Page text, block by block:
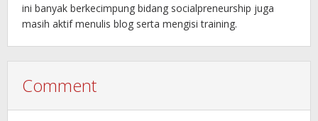
ini banyak berkecimpung bidang socialpreneurship juga
masih aktif menulis blog serta mengisi training.
Comment